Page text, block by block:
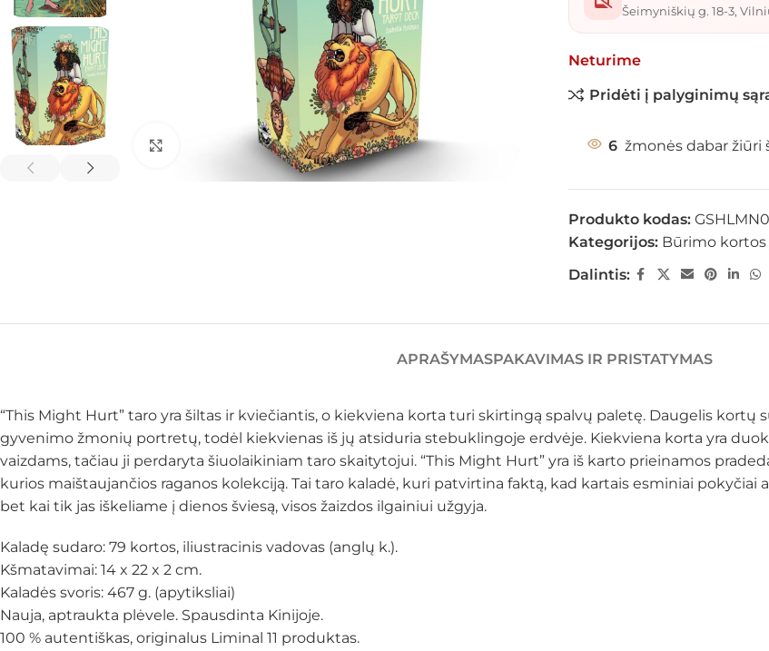
Spustelėkite, kad padidintumėte
Šeimyniškių g. 18-3,
Neturime
Pridėti į palyginimų
6 žmonės dabar žiūri
Produkto kodas:
Kategorijos: Būrimo kortos
Dalintis:
APRAŠYMASPAKAVIMAS IR PRISTATYMAS
“This Might Hurt” taro yra šiltas ir kviečiantis, o kiekviena korta turi skirtingą spalvų paletę. Daugelis
gyvenimo žmonių portretų, todėl kiekvienas iš jų atsiduria stebuklingoje erdvėje. Kiekviena korta yra
vaizdams, tačiau ji perdaryta šiuolaikiniam taro skaitytojui. “This Might Hurt” yra iš karto prieinamos
kurios maištaujančios raganos kolekciją. Tai taro kaladė, kuri patvirtina faktą, kad kartais esminiai pokyčiai
bet kai tik jas iškeliame į dienos šviesą, visos žaizdos ilgainiui užgyja.
Kaladę sudaro: 79 kortos, iliustracinis vadovas (anglų k.).
Kšmatavimai: 14 x 22 x 2 cm.
Kaladės svoris: 467 g. (apytiksliai)
Nauja, aptraukta plėvele. Spausdinta Kinijoje.
100 % autentiškas, originalus Liminal 11 produktas.